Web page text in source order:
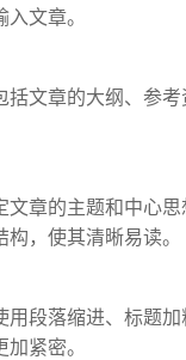
文章。
文章的大纲、参考
章的主题和中心
，使其清晰易读。
段落缩进、标题
紧密。